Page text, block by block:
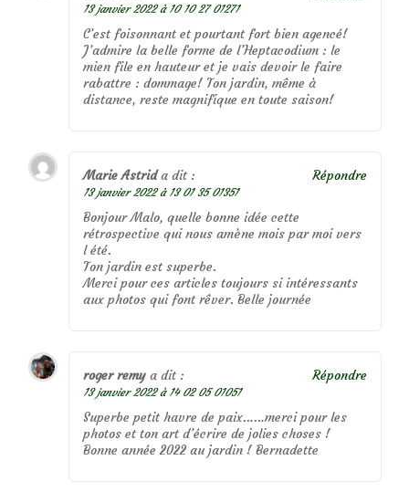
13 janvier 2022 à 10 10 27 01271
C’est foisonnant et pourtant fort bien agencé!
J’admire la belle forme de l’Heptacodium : le
mien file en hauteur et je vais devoir le faire
rabattre : dommage! Ton jardin, même à
distance, reste magnifique en toute saison!
Marie Astrid a dit :
13 janvier 2022 à 13 01 35 01351
Bonjour Malo, quelle bonne idée cette
rétrospective qui nous amène mois par moi vers
l été.
Ton jardin est superbe.
Merci pour ces articles toujours si intéressants
aux photos qui font rêver. Belle journée
Répondre
roger remy a dit :
13 janvier 2022 à 14 02 05 01051
Superbe petit havre de paix……merci pour les
photos et ton art d’écrire de jolies choses !
Bonne année 2022 au jardin ! Bernadette
Répondre